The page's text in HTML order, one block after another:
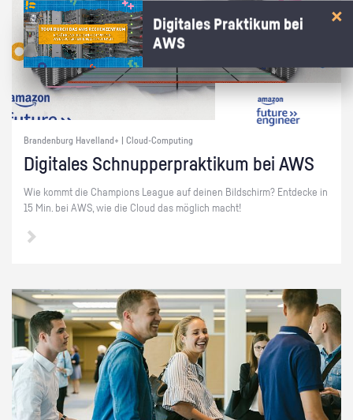
Brandenburg Havelland+ | Cloud-Computing
Di­gi­ta­les Schnup­per­prak­ti­kum bei AWS
Wie kommt die Cham­pi­ons Le­ague auf dei­nen Bild­schirm? Ent­de­cke in
15 Min. bei AWS, wie die Cloud das mög­lich macht!
Digitales Praktikum bei
AWS